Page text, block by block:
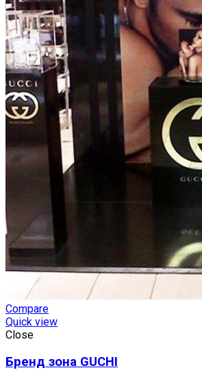
Compare
Quick view
Close
Бренд зона GUCHI